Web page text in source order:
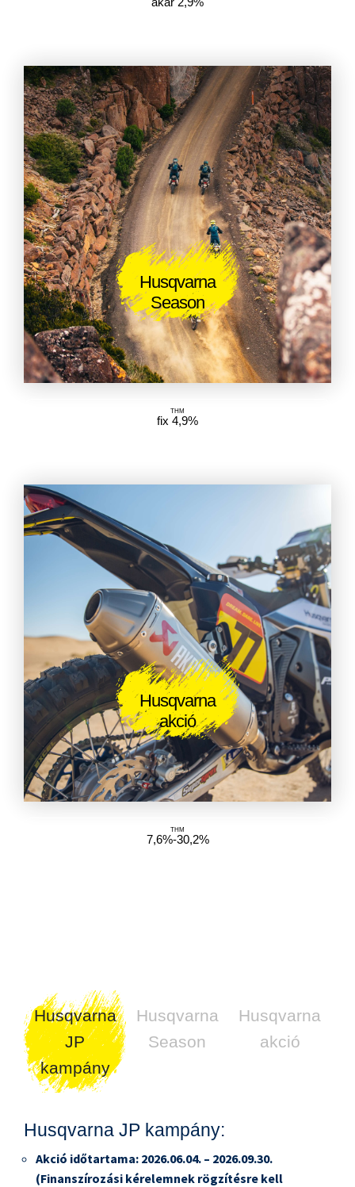
Husqvarna
Season
THM
fix 4,9%
Husqvarna
akció
THM
7,6%-30,2%
Husqvarna
JP
kampány
Husqvarna
Season
Husqvarna
akció
Husqvarna JP kampány:
Akció időtartama: 2026.06.04. – 2026.09.30.
(Finanszírozási kérelemnek rögzítésre kell